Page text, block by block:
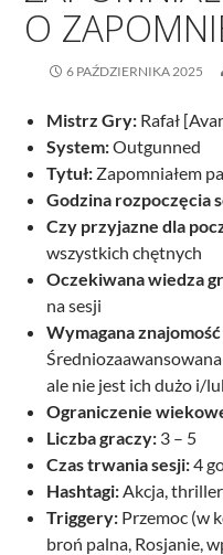
O
6 PAŹDZIERNIKA 2025
Mistrz Gry: Rafał
System:Outgunned
Tytuł: Zapomniałem
Godzina rozpoczęcia
Czy przyjazne dla
wszystkich chętnych
Oczekiwana wiedza
na sesji
Wymagana
ale nie jest ich dużo i/
Ograniczenie
Liczba graczy: 3 – 5
Czas trwania sesji:4
Hashtagi: Akcja,
Triggery: Przemoc (w
broń palna, Rosjanie,